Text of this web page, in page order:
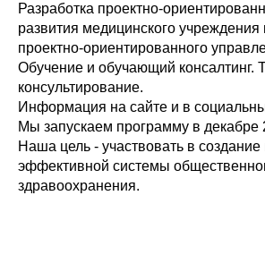
Разработка проектно-
развития медицинского учреждения
проектно-ориентированного
Обучение и обучающий консалтинг.
консультирование.
Информация на сайте и в
Мы запускаем программу в декабре
Наша цель - участвовать в
эффективной системы
здравоохранения.